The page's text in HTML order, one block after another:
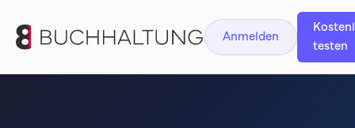
Anmelden
testen